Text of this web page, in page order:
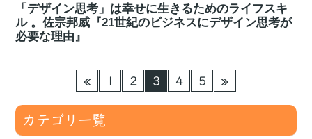
「デザイン思考」は幸せに生きるためのライフスキ
ル 。佐宗邦威『21世紀のビジネスにデザイン思考が
必要な理由』
1 2 3 4 5
カテゴリ一覧